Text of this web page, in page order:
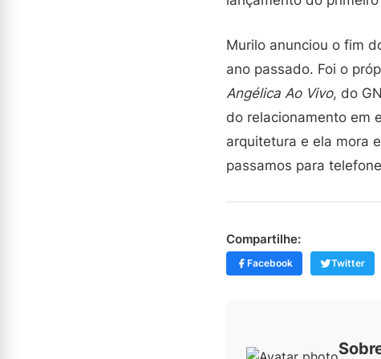
Murilo anunciou o fim
ano passado. Foi o
Angélica Ao Vivo, do
do relacionamento em
arquitetura e ela mora
passamos para
Compartilhe:
Facebook Twitter